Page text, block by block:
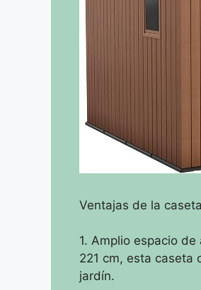
Ventajas de la
1. Amplio espacio
221 cm, esta caseta
jardín.